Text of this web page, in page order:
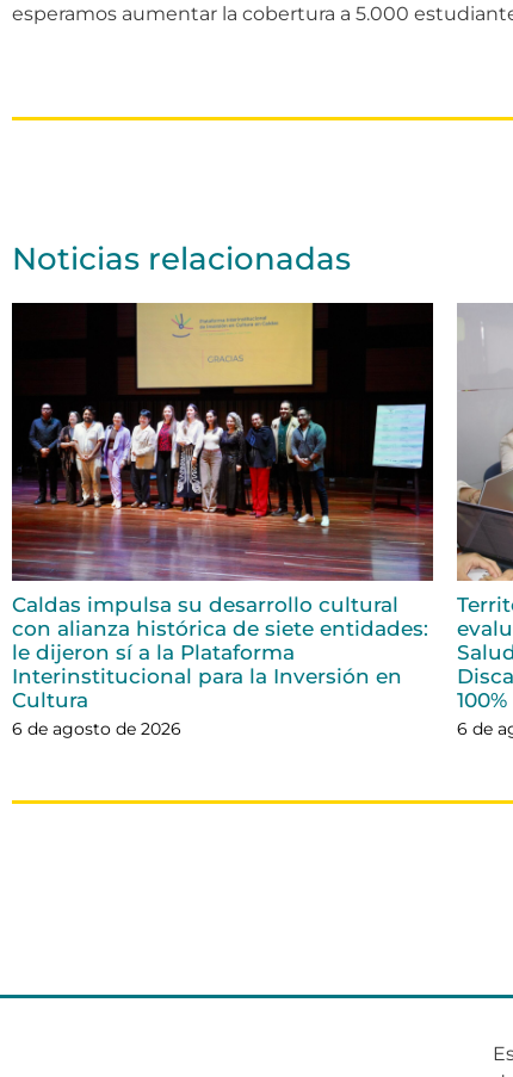
esperamos aumentar la cobertura a 5.000
Noticias relacionadas
Caldas impulsa su desarrollo cultural
con alianza histórica de siete entidades:
le dijeron sí a la Plataforma
Interinstitucional para la Inversión en
Cultura
6 de agosto de 2026
100%
6 de